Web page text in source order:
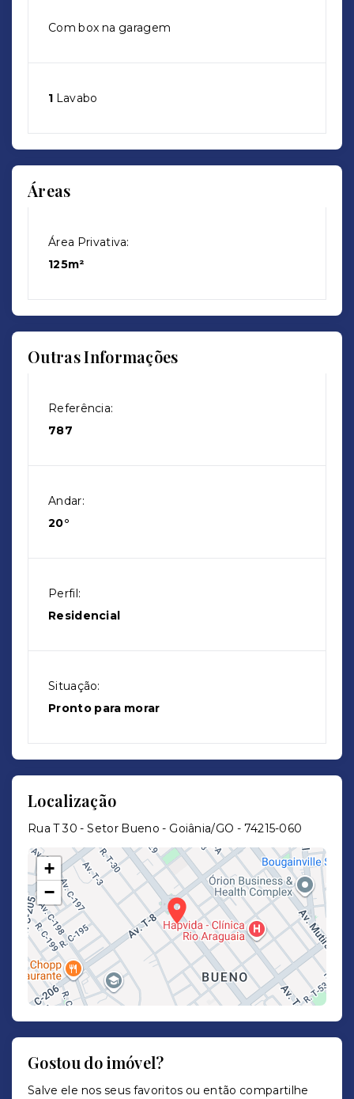
Com box na garagem
1 Lavabo
Áreas
Área Privativa:
125m²
Outras Informações
Referência:
787
Andar:
20°
Perfil:
Residencial
Situação:
Pronto para morar
Localização
Rua T 30 - Setor Bueno - Goiânia/GO - 74215-060
+
−
Gostou do imóvel?
Salve ele nos seus favoritos ou então compartilhe